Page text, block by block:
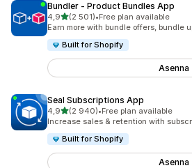
Bundler ‑ Product Bundles App
4,9/ 5 tähteä
(2 501)
2501 arvostelua yhteensä
•Free plan available
Earn more with bundle offers, bundle
Built for Shopify
Asenna
Seal Subscriptions App
4,9/ 5 tähteä
(2 940)
2940 arvostelua yhteensä
•Free plan available
Increase sales & retention with
Built for Shopify
Asenna